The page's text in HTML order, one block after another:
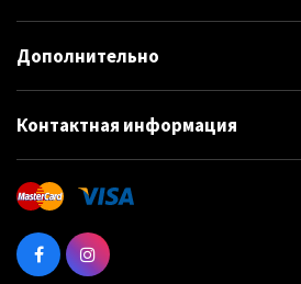
Дополнительно
Контактная информация